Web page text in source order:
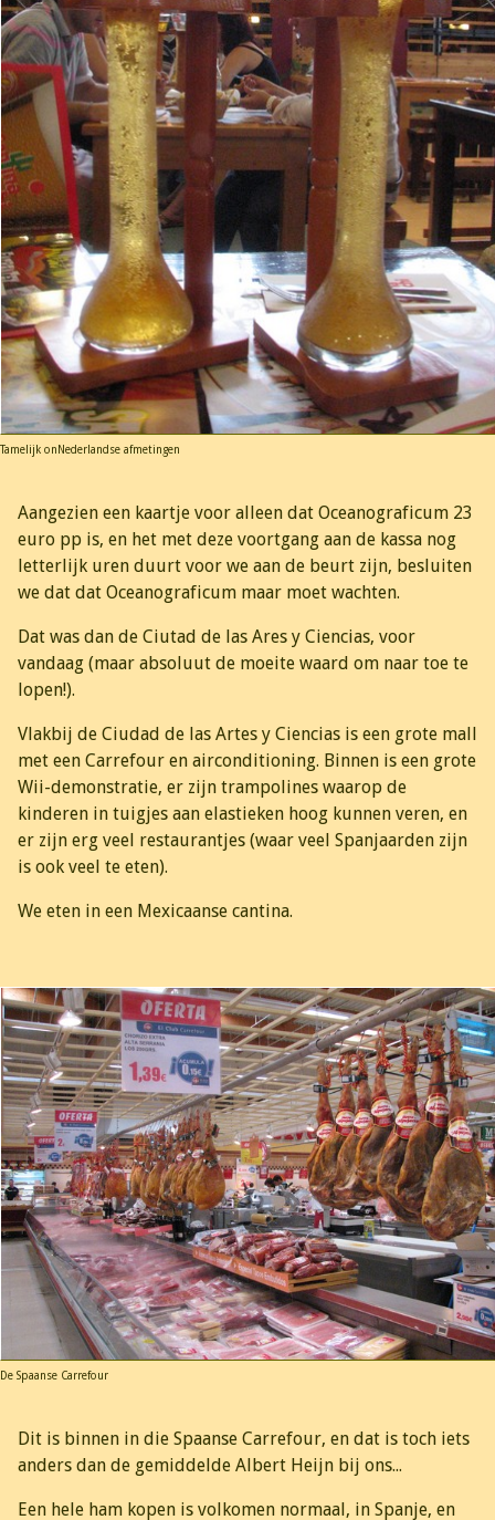
Tamelijk onNederlandse afmetingen
Aangezien een kaartje voor alleen dat Oceanograficum 23
euro pp is, en het met deze voortgang aan de kassa nog
letterlijk uren duurt voor we aan de beurt zijn, besluiten
we dat dat Oceanograficum maar moet wachten.
Dat was dan de Ciutad de las Ares y Ciencias, voor
vandaag (maar absoluut de moeite waard om naar toe te
lopen!).
Vlakbij de Ciudad de las Artes y Ciencias is een grote mall
met een Carrefour en airconditioning. Binnen is een grote
Wii-demonstratie, er zijn trampolines waarop de
kinderen in tuigjes aan elastieken hoog kunnen veren, en
er zijn erg veel restaurantjes (waar veel Spanjaarden zijn
is ook veel te eten).
We eten in een Mexicaanse cantina.
De Spaanse Carrefour
Dit is binnen in die Spaanse Carrefour, en dat is toch iets
anders dan de gemiddelde Albert Heijn bij ons...
Een hele ham kopen is volkomen normaal, in Spanje, en